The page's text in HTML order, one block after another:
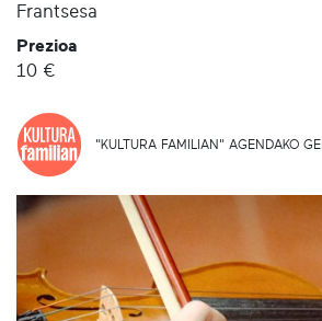
Frantsesa
Prezioa
10 €
"KULTURA FAMILIAN" AGENDAKO